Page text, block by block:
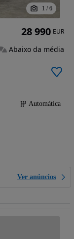
1 / 6
Automática
Ver anúncios
28 990 EUR
Abaixo da média